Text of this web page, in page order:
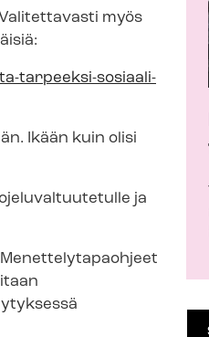
myös
tarpeeksi-sosiaali-
Ikään kuin olisi
ja